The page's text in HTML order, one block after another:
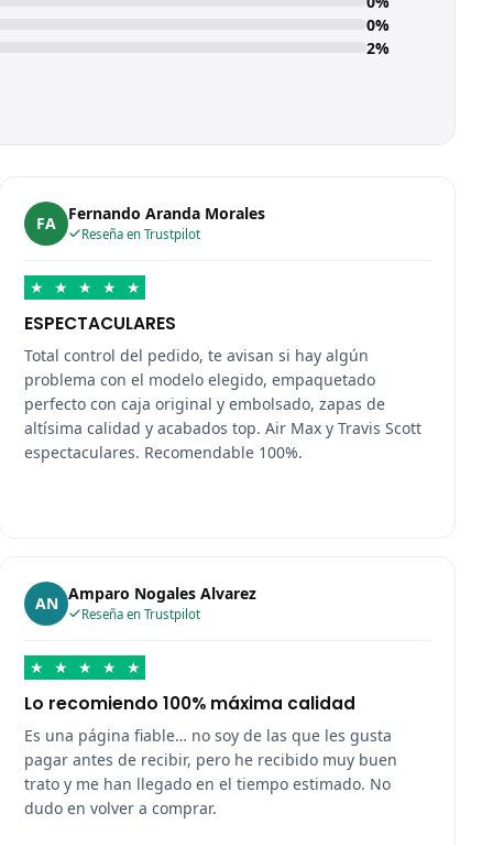
0%
2%
FA Fernando Aranda Morales
Reseña en Trustpilot
★ ★ ★ ★ ★
ESPECTACULARES
Total control del pedido, te avisan si hay algún
problema con el modelo elegido, empaquetado
perfecto con caja original y embolsado, zapas de
altísima calidad y acabados top. Air Max y Travis Scott
espectaculares. Recomendable 100%.
AN Amparo Nogales Alvarez
Reseña en Trustpilot
★ ★ ★ ★ ★
Lo recomiendo 100% máxima calidad
Es una página fiable… no soy de las que les gusta
pagar antes de recibir, pero he recibido muy buen
trato y me han llegado en el tiempo estimado. No
dudo en volver a comprar.